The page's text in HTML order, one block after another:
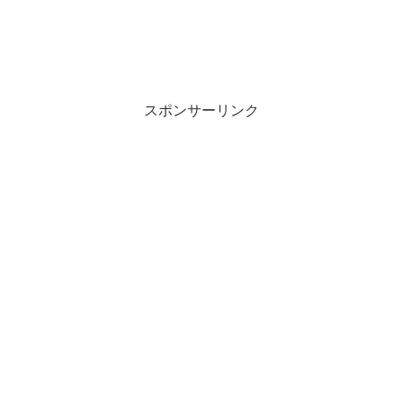
スポンサーリンク